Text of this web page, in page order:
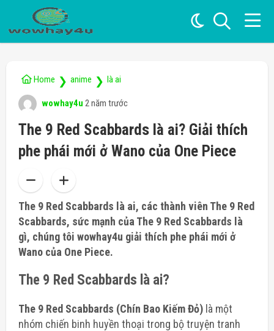
Home ❯ anime ❯ là ai
wowhay4u 2 năm trước
The 9 Red Scabbards là ai? Giải thích
phe phái mới ở Wano của One Piece
The 9 Red Scabbards là ai, các thành viên The 9 Red
Scabbards, sức mạnh của The 9 Red Scabbards là
gì, chúng tôi wowhay4u giải thích phe phái mới ở
Wano của One Piece.
The 9 Red Scabbards là ai?
The 9 Red Scabbards (Chín Bao Kiếm Đỏ) là một
nhóm chiến binh huyền thoại trong bộ truyện tranh